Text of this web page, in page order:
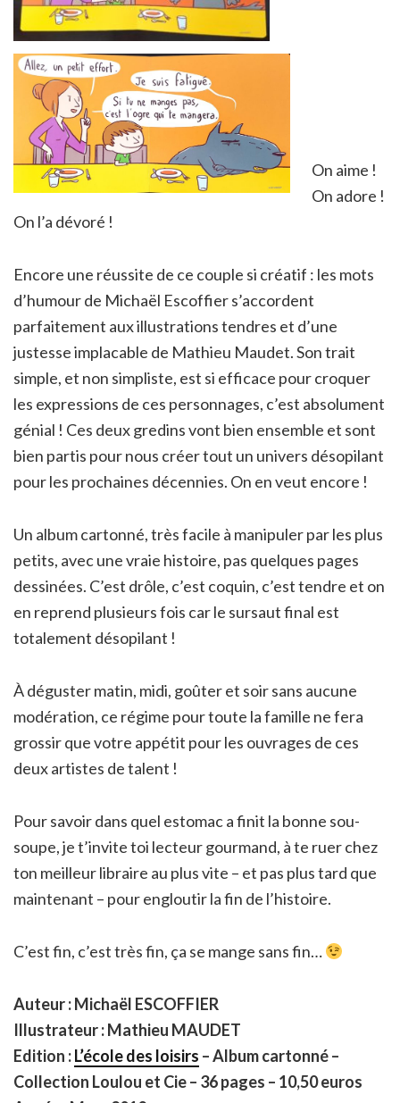
On aime !
On adore !
On l’a dévoré !
Encore une réussite de ce couple si créatif : les mots
d’humour de Michaël Escoffier s’accordent
parfaitement aux illustrations tendres et d’une
justesse implacable de Mathieu Maudet. Son trait
simple, et non simpliste, est si efficace pour croquer
les expressions de ces personnages, c’est absolument
génial ! Ces deux gredins vont bien ensemble et sont
bien partis pour nous créer tout un univers désopilant
pour les prochaines décennies. On en veut encore !
Un album cartonné, très facile à manipuler par les plus
petits, avec une vraie histoire, pas quelques pages
dessinées. C’est drôle, c’est coquin, c’est tendre et on
en reprend plusieurs fois car le sursaut final est
totalement désopilant !
À déguster matin, midi, goûter et soir sans aucune
modération, ce régime pour toute la famille ne fera
grossir que votre appétit pour les ouvrages de ces
deux artistes de talent !
Pour savoir dans quel estomac a finit la bonne sou-
soupe, je t’invite toi lecteur gourmand, à te ruer chez
ton meilleur libraire au plus vite – et pas plus tard que
maintenant – pour engloutir la fin de l’histoire.
C’est fin, c’est très fin, ça se mange sans fin…
Auteur : Michaël ESCOFFIER
Illustrateur : Mathieu MAUDET
Edition :L’école des loisirs – Album cartonné –
Collection Loulou et Cie – 36 pages – 10,50 euros